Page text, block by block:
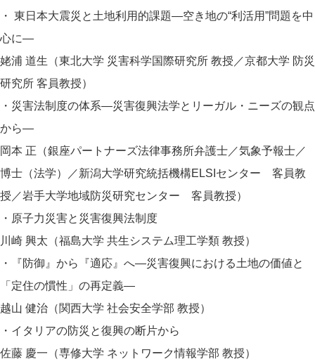
・ 東日本大震災と土地利用的課題―空き地の“利活用”問題を中
心に―
姥浦 道生（東北大学 災害科学国際研究所 教授／京都大学 防災
研究所 客員教授）
・災害法制度の体系―災害復興法学とリーガル・ニーズの観点
から―
岡本 正（銀座パートナーズ法律事務所弁護士／気象予報士／
博士（法学）／新潟大学研究統括機構ELSIセンター 客員教
授／岩手大学地域防災研究センター 客員教授）
・原子力災害と災害復興法制度
川崎 興太（福島大学 共生システム理工学類 教授）
・『防御』から『適応』へ―災害復興における土地の価値と
「定住の慣性」の再定義―
越山 健治（関西大学 社会安全学部 教授）
・イタリアの防災と復興の断片から
佐藤 慶一（専修大学 ネットワーク情報学部 教授）